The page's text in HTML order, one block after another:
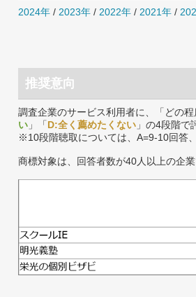
2024年 / 2023年 / 2022年 / 2021年 /
推奨意向
調査企業のサービス利用者に、「どの
い 」「D:全く薦めたくない 」の4段階で
※10段階聴取については、A=9-10回答
商標対象は、回答者数が40人以上の企業